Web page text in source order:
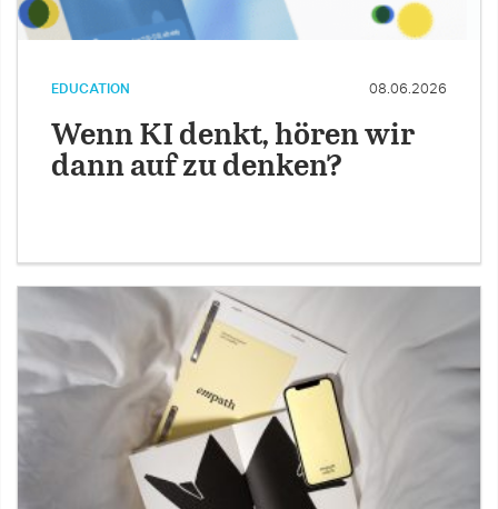
EDUCATION 08.06.2026
Wenn KI denkt, hören wir
dann auf zu denken?